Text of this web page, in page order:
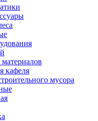
кафеля
мусора